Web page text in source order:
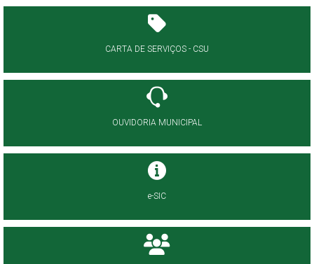
CARTA DE SERVIÇOS - CSU
OUVIDORIA MUNICIPAL
e-SIC